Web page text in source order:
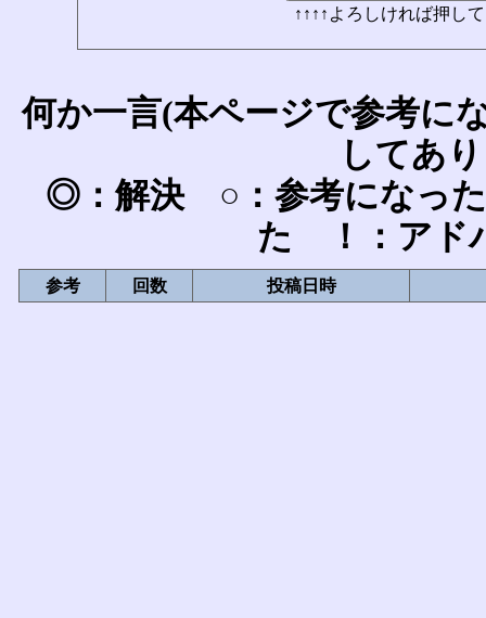
↑↑↑↑よろしければ押し
何か一言(本ページで参考に
してあ
◎：解決 ○：参考になっ
た ！：アド
参考 回数 投稿日時